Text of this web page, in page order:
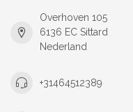
Overhoven 105
6136 EC Sittard
Nederland
+31464512389